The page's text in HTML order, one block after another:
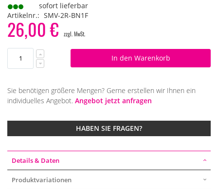
sofort lieferbar
Artikelnr.
SMV-2R-BN1F
26,00 €
In den Warenkorb
Sie benötigen größere Mengen? Gerne erstellen wir Ihnen ein
individuelles Angebot. Angebot jetzt anfragen
HABEN SIE FRAGEN?
Details & Daten
Produktvariationen